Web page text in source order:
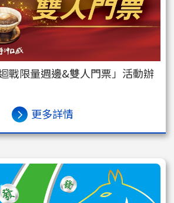
戰限量週邊&雙人門票」活動辦
更多詳情